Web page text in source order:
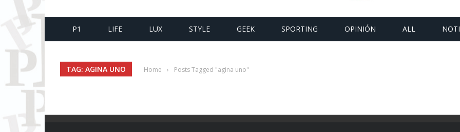
P1 LIFE LUX STYLE GEEK SPORTING OPINIÓN ALL
TAG: AGINA UNO Home › Posts Tagged "agina uno"